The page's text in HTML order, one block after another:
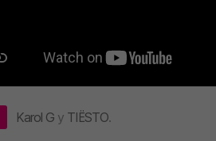
Karol G y TIËSTO.